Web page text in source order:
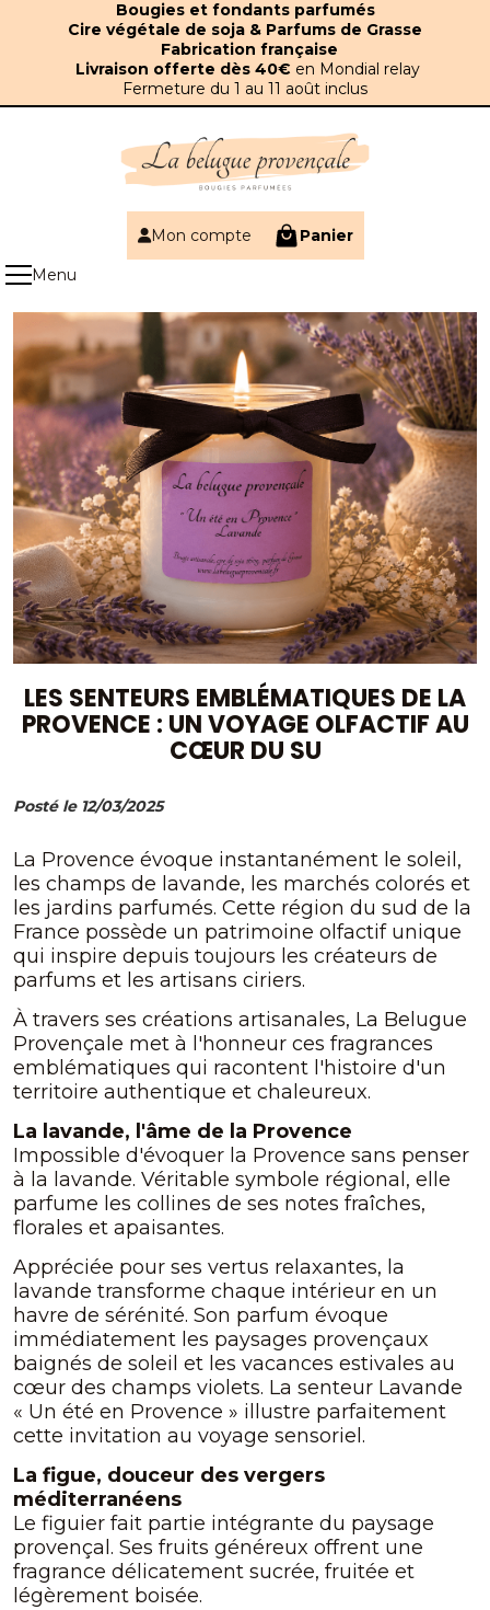
Bougies et fondants parfumés
Cire végétale de soja & Parfums de Grasse
Fabrication française
Livraison offerte dès 40€ en Mondial relay
Fermeture du 1 au 11 août inclus
Mon compte Panier
LES SENTEURS EMBLÉMATIQUES DE LA
PROVENCE : UN VOYAGE OLFACTIF AU
CŒUR DU SU
Posté le 12/03/2025
La Provence évoque instantanément le soleil,
les champs de lavande, les marchés colorés et
les jardins parfumés. Cette région du sud de la
France possède un patrimoine olfactif unique
qui inspire depuis toujours les créateurs de
parfums et les artisans ciriers.
À travers ses créations artisanales, La Belugue
Provençale met à l'honneur ces fragrances
emblématiques qui racontent l'histoire d'un
territoire authentique et chaleureux.
La lavande, l'âme de la Provence
Impossible d'évoquer la Provence sans penser
à la lavande. Véritable symbole régional, elle
parfume les collines de ses notes fraîches,
florales et apaisantes.
Appréciée pour ses vertus relaxantes, la
lavande transforme chaque intérieur en un
havre de sérénité. Son parfum évoque
immédiatement les paysages provençaux
baignés de soleil et les vacances estivales au
cœur des champs violets. La senteur Lavande
« Un été en Provence » illustre parfaitement
cette invitation au voyage sensoriel.
La figue, douceur des vergers
méditerranéens
Le figuier fait partie intégrante du paysage
provençal. Ses fruits généreux offrent une
fragrance délicatement sucrée, fruitée et
légèrement boisée.
Panneau de gestion des cookies